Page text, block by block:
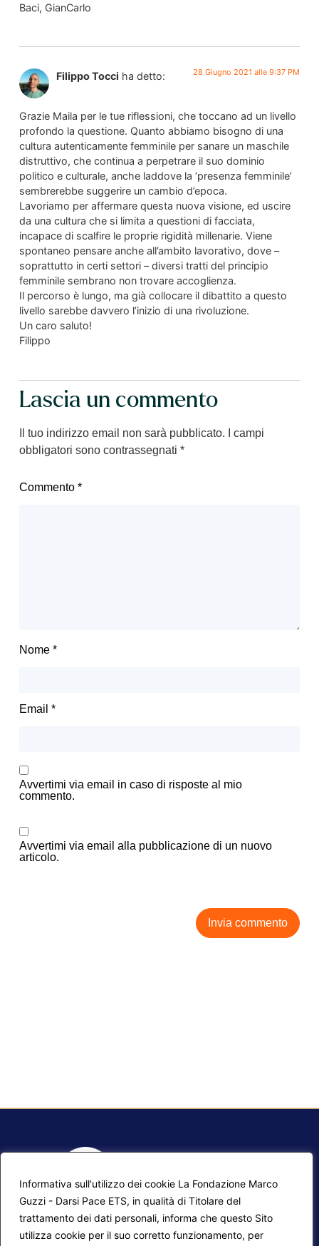
Informativa sull'utilizzo dei cookie La Fondazione Marco
Guzzi - Darsi Pace ETS, in qualità di Titolare del
trattamento dei dati personali, informa che questo Sito
utilizza cookie per il suo corretto funzionamento, per
Baci, GianCarlo
Filippo Tocci ha detto: 28 Giugno 2021 alle 9:37 PM
Grazie Maila per le tue riflessioni, che toccano ad un livello
profondo la questione. Quanto abbiamo bisogno di una
cultura autenticamente femminile per sanare un maschile
distruttivo, che continua a perpetrare il suo dominio
politico e culturale, anche laddove la ‘presenza femminile’
sembrerebbe suggerire un cambio d’epoca.
Lavoriamo per affermare questa nuova visione, ed uscire
da una cultura che si limita a questioni di facciata,
incapace di scalfire le proprie rigidità millenarie. Viene
spontaneo pensare anche all’ambito lavorativo, dove –
soprattutto in certi settori – diversi tratti del principio
femminile sembrano non trovare accoglienza.
Il percorso è lungo, ma già collocare il dibattito a questo
livello sarebbe davvero l’inizio di una rivoluzione.
Un caro saluto!
Filippo
Lascia un commento
Il tuo indirizzo email non sarà pubblicato.
I campi
obbligatori sono contrassegnati *
Commento *
Nome *
Email *
Avvertimi via email in caso di risposte al mio
commento.
Avvertimi via email alla pubblicazione di un nuovo
articolo.